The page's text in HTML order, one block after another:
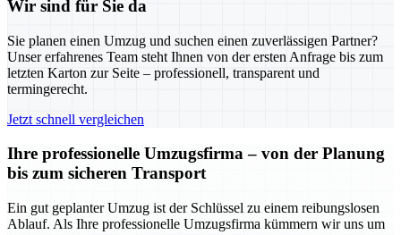
Wir sind für Sie da
Sie planen einen Umzug und suchen einen zuverlässigen Partner?
Unser erfahrenes Team steht Ihnen von der ersten Anfrage bis zum
letzten Karton zur Seite – professionell, transparent und
termingerecht.
Jetzt schnell vergleichen
Ihre professionelle Umzugsfirma – von der Planung
bis zum sicheren Transport
Ein gut geplanter Umzug ist der Schlüssel zu einem reibungslosen
Ablauf. Als Ihre professionelle Umzugsfirma kümmern wir uns um